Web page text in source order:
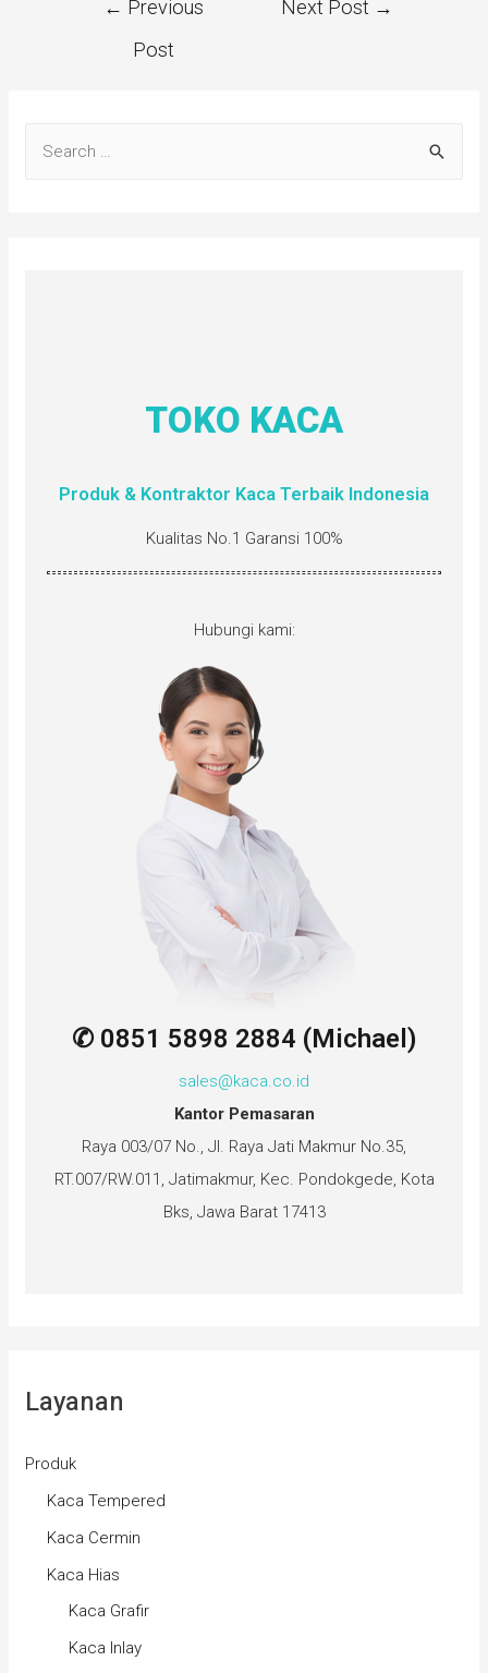
← Previous
Post
Next Post →
TOKO KACA
Produk & Kontraktor Kaca Terbaik Indonesia
Kualitas No.1 Garansi 100%
Hubungi kami:
✆ 0851 5898 2884 (Michael)
sales@kaca.co.id
Kantor Pemasaran
Raya 003/07 No., Jl. Raya Jati Makmur No.35,
RT.007/RW.011, Jatimakmur, Kec. Pondokgede, Kota
Bks, Jawa Barat 17413
Layanan
Produk
Kaca Tempered
Kaca Cermin
Kaca Hias
Kaca Grafir
Kaca Inlay